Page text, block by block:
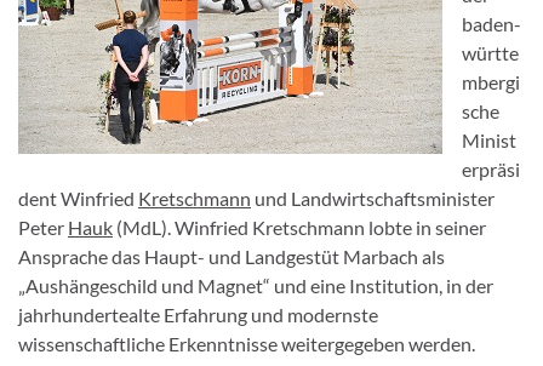
baden-
württe
mbergi
sche
Minist
erpräsi
dent Winfried Kretschmann und Landwirtschaftsminister
Peter Hauk (MdL). Winfried Kretschmann lobte in seiner
Ansprache das Haupt- und Landgestüt Marbach als
„Aushängeschild und Magnet“ und eine Institution, in der
jahrhundertealte Erfahrung und modernste
wissenschaftliche Erkenntnisse weitergegeben werden.